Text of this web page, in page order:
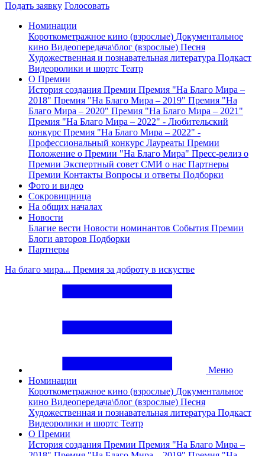
Подать заявку Голосовать
Номинации
Короткометражное кино (взрослые) Документальное
кино Видеопередача\блог (взрослые) Песня
Художественная и познавательная литература Подкаст
Видеоролики и шортс Театр
О Премии
История создания Премии Премия "На Благо Мира –
2018" Премия "На Благо Мира – 2019" Премия "На
Благо Мира – 2020" Премия "На Благо Мира – 2021"
Премия "На Благо Мира – 2022" - Любительский
конкурс Премия "На Благо Мира – 2022" -
Профессиональный конкурс Лауреаты Премии
Положение о Премии "На Благо Мира" Пресс-релиз о
Премии Экспертный совет СМИ о нас Партнеры
Премии Контакты Вопросы и ответы Подборки
Фото и видео
Сокровищница
На общих началах
Новости
Благие вести Новости номинантов События Премии
Блоги авторов Подборки
Партнеры
На благо мира... Премия за доброту в искустве
Меню
Номинации
Короткометражное кино (взрослые) Документальное
кино Видеопередача\блог (взрослые) Песня
Художественная и познавательная литература Подкаст
Видеоролики и шортс Театр
О Премии
История создания Премии Премия "На Благо Мира –